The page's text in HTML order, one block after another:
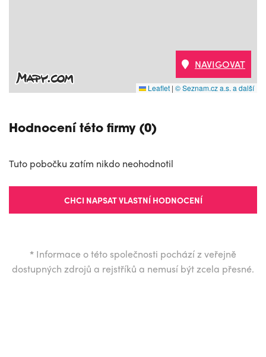
Leaflet | © Seznam.cz a.s. a další
NAVIGOVAT
Hodnocení této firmy (0)
Tuto pobočku zatím nikdo neohodnotil
CHCI NAPSAT VLASTNÍ HODNOCENÍ
* Informace o této společnosti pochází z veřejně
dostupných zdrojů a rejstříků a nemusí být zcela přesné.